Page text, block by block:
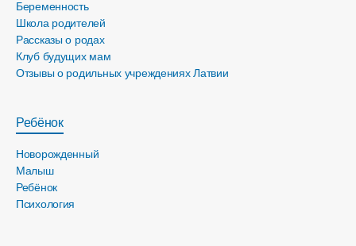
Беременность
Школа родителей
Рассказы о родах
Клуб будущих мам
Отзывы о родильных учреждениях Латвии
Ребёнок
Новорожденный
Малыш
Ребёнок
Психология